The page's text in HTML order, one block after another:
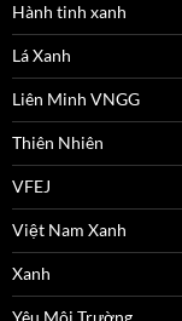
Hành tinh xanh
Lá Xanh
Liên Minh VNGG
Thiên Nhiên
VFEJ
Việt Nam Xanh
Xanh
Yêu Môi Trường